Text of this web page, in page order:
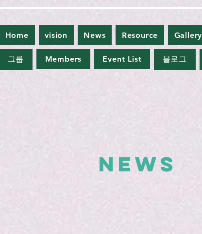
Home vision News Resource Gallery
그룹 Members Event List 블로그
NEWS